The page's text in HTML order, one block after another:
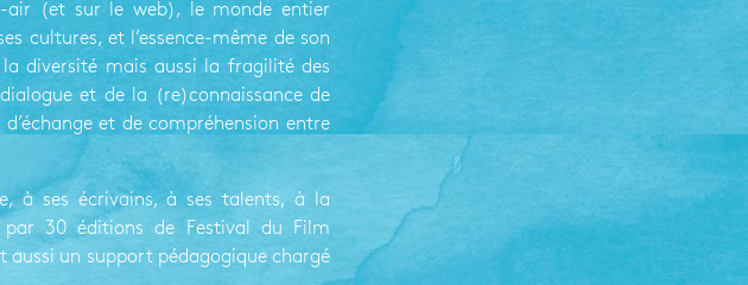
air (et sur le web), le monde entier
cultures, et l’essence-même de son
diversité mais aussi la fragilité des
et de la (re)connaissance de
et de compréhension entre
à ses écrivains, à ses talents, à la
30 éditions de Festival du Film
aussi un support pédagogique chargé